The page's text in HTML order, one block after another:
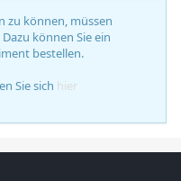
zu können, müssen
können Sie ein
bestellen.
Sie sich hier